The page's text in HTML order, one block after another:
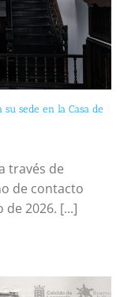
sede en la Casa de
través de
de contacto
de 2026. [...]